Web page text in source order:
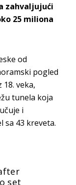
zahvaljujući
25 miliona
od
pogled
veka,
tunela koja
i
sa 43 kreveta.
set